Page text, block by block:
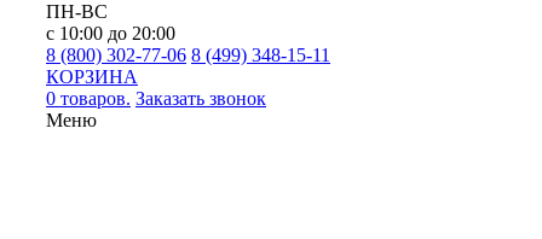
ПН-ВС
с 10:00 до 20:00
8 (800) 302-77-06 8 (499) 348-15-11
КОРЗИНА
0 товаров. Заказать звонок
Меню